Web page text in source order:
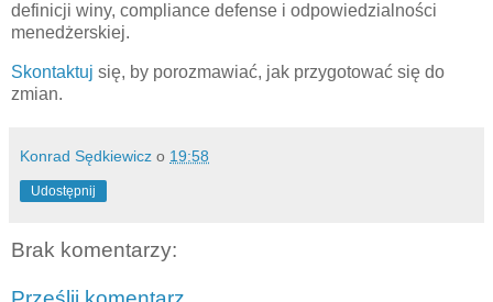
definicji winy, compliance defense i odpowiedzialności
menedżerskiej.
Skontaktuj się, by porozmawiać, jak przygotować się do
zmian.
Konrad Sędkiewicz o 19:58
Udostępnij
Brak komentarzy: